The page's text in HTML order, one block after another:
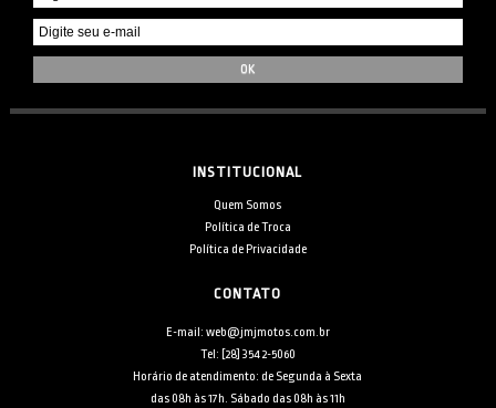
INSTITUCIONAL
Quem Somos
Política de Troca
Política de Privacidade
CONTATO
E-mail: web@jmjmotos.com.br
Tel: [28] 3542-5060
Horário de atendimento: de Segunda à Sexta
das 08h às 17h. Sábado das 08h às 11h